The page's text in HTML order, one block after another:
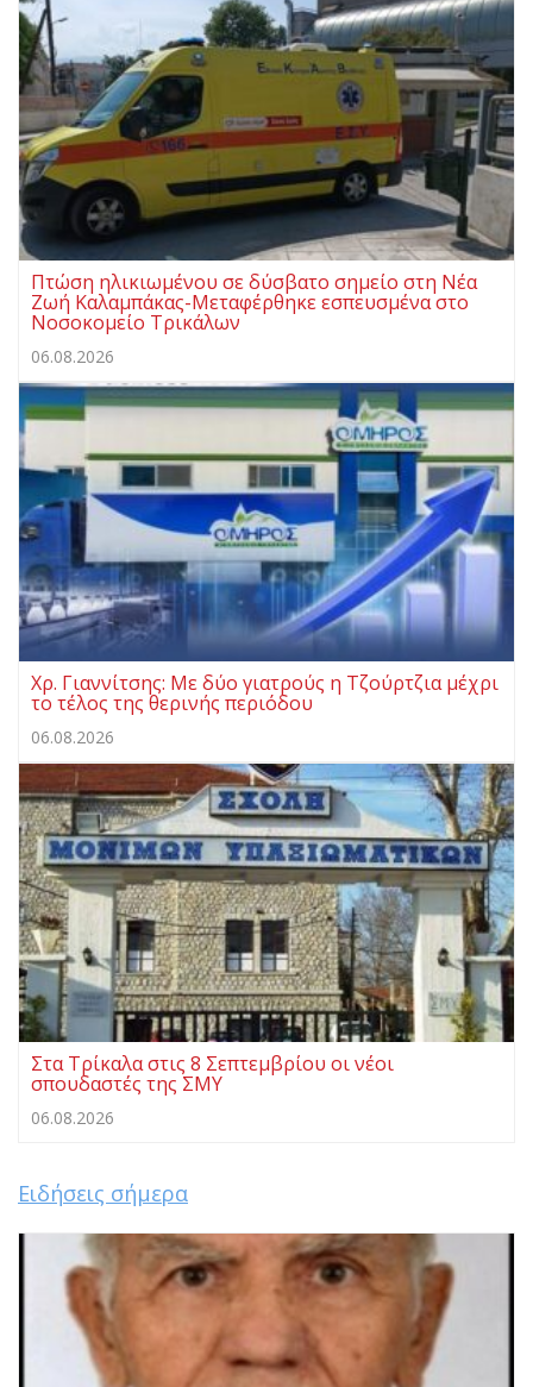
Πτώση ηλικιωμένου σε δύσβατο σημείο στη Νέα
Ζωή Καλαμπάκας-Μεταφέρθηκε εσπευσμένα στο
Νοσοκομείο Τρικάλων
06.08.2026
Χρ. Γιαννίτσης: Με δύο γιατρούς η Τζούρτζια μέχρι
το τέλος της θερινής περιόδου
06.08.2026
Στα Τρίκαλα στις 8 Σεπτεμβρίου οι νέοι
σπουδαστές της ΣΜΥ
06.08.2026
Ειδήσεις σήμερα